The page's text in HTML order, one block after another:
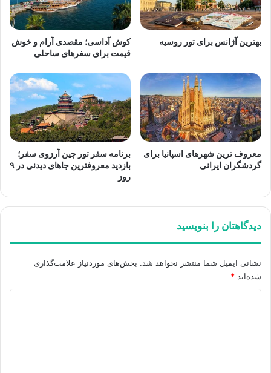
بهترین آژانس برای تور روسیه
کوش آداسی؛ مقصدی آرام و خوش
قیمت برای سفرهای ساحلی
معروف ترین شهرهای اسپانیا برای
گردشگران ایرانی
برنامه سفر تور چین آرزوی سفر؛
بازدید معروفترین جاهای دیدنی در ۹
روز
دیدگاهتان را بنویسید
نشانی ایمیل شما منتشر نخواهد شد. بخش‌های موردنیاز علامت‌گذاری
شده‌اند *